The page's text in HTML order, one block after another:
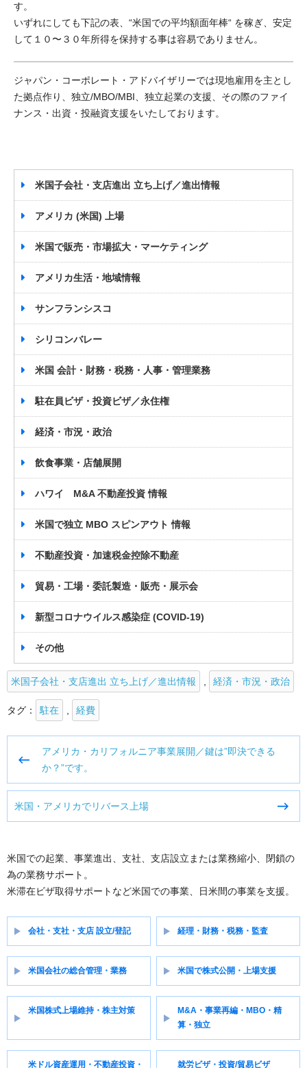
す。
いずれにしても下記の表、“米国での平均額面年棒“ を稼ぎ、安定
して１０〜３０年所得を保持する事は容易でありません。
ジャパン・コーポレート・アドバイザリーでは現地雇用を主とし
た拠点作り、独立/MBO/MBI、独立起業の支援、その際のファイ
ナンス・出資・投融資支援をいたしております。
米国子会社・支店進出 立ち上げ／進出情報
アメリカ (米国) 上場
米国で販売・市場拡大・マーケティング
アメリカ生活・地域情報
サンフランシスコ
シリコンバレー
米国 会計・財務・税務・人事・管理業務
駐在員ビザ・投資ビザ／永住権
経済・市況・政治
飲食事業・店舗展開
ハワイ M&A 不動産投資 情報
米国で独立 MBO スピンアウト 情報
不動産投資・加速税金控除不動産
貿易・工場・委託製造・販売・展示会
新型コロナウイルス感染症 (COVID-19)
その他
米国子会社・支店進出 立ち上げ／進出情報 経済・市況・政治
タグ： 駐在 経費
ビ
ゲ
ー
ョ
ン
アメリカ・カリフォルニア事業展開／鍵は”即決できる
か？”です。
米国・アメリカでリバース上場
米国での起業、事業進出、支社、支店設立または業務縮小、閉鎖の
為の業務サポート。
米滞在ビザ取得サポートなど米国での事業、日米間の事業を支援。
会社・支社・支店 設立/登記 経理・財務・税務・監査
米国会社の総合管理・業務 米国で株式公開・上場支援
米国株式上場維持・株主対策
M&A・事業再編・MBO・精
算・独立
米ドル資産運用・不動産投資・ 就労ビザ・投資/貿易ビザ